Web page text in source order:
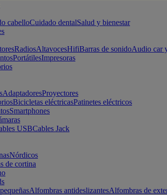
cabelloCuidado dentalSalud y bienestar
RadiosAltavocesHifiBarras de sonidoAudio car
PortátilesImpresoras
AdaptadoresProyectores
Bicicletas eléctricasPatinetes eléctricos
Smartphones
USBCables Jack
Nórdicos
de cortina
Alfombras antideslizantesAlfombras de